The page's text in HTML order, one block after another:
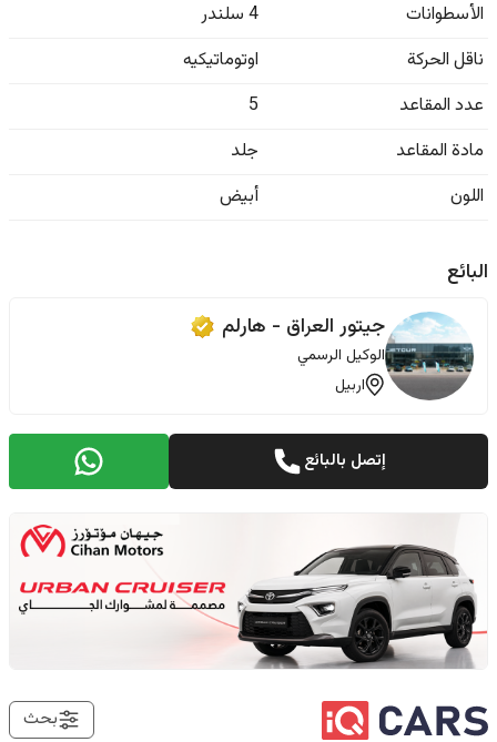
الأسطوانات
4 سلندر
ناقل الحركة
اوتوماتيكيه
عدد المقاعد
5
مادة المقاعد
جلد
اللون
أبيض
البائع
جيتور العراق - هارلم
الوكيل الرسمي
اربيل
إتصل بالبائع
بحث